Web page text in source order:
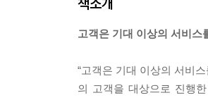
고객은 기대 이상의 서비스
“고객은 기대 이상의 서비
의 고객을 대상으로 진행